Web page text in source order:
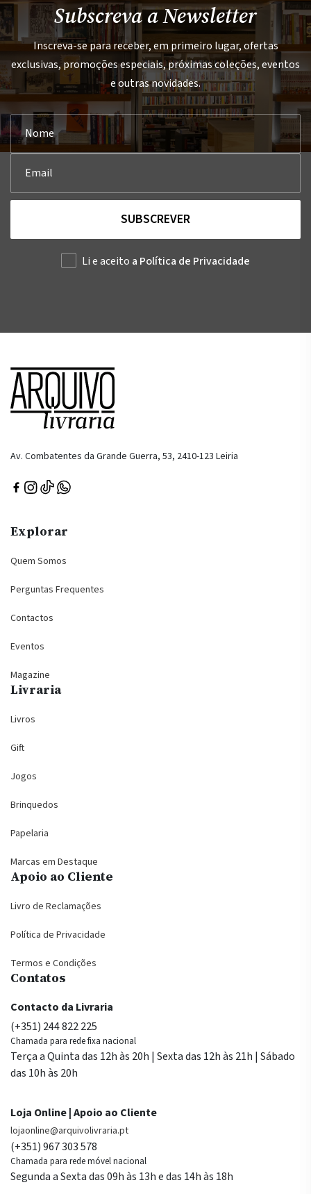
Subscreva a Newsletter
Inscreva-se para receber, em primeiro lugar, ofertas
exclusivas, promoções especiais, próximas coleções, eventos
e outras novidades.
SUBSCREVER
Li e aceito a Política de Privacidade
Av. Combatentes da Grande Guerra, 53, 2410-123 Leiria
Explorar
Quem Somos
Perguntas Frequentes
Contactos
Eventos
Magazine
Livraria
Livros
Gift
Jogos
Brinquedos
Papelaria
Marcas em Destaque
Apoio ao Cliente
Livro de Reclamações
Política de Privacidade
Termos e Condições
Contatos
Contacto da Livraria
(+351) 244 822 225
Chamada para rede fixa nacional
Terça a Quinta das 12h às 20h | Sexta das 12h às 21h | Sábado
das 10h às 20h
Loja Online | Apoio ao Cliente
lojaonline@arquivolivraria.pt
(+351) 967 303 578
Chamada para rede móvel nacional
Segunda a Sexta das 09h às 13h e das 14h às 18h